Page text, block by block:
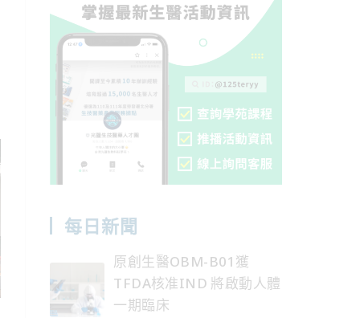
每日新聞
原創生醫OBM-B01獲
TFDA核准IND 將啟動人體
一期臨床